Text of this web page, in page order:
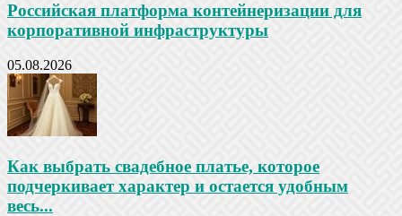
Российская платформа контейнеризации для
корпоративной инфраструктуры
05.08.2026
Как выбрать свадебное платье, которое
подчеркивает характер и остается удобным
весь...